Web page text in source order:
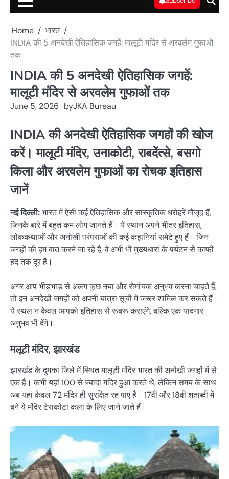
Home
भारत
INDIA की 5 अनदेखी ऐतिहासिक जगहें: मालूटी मंदिर से अरवलेम गुफाओं
तक
INDIA की 5 अनदेखी ऐतिहासिक जगहें:
मालूटी मंदिर से अरवलेम गुफाओं तक
June 5, 2026 byJKA Bureau
INDIA की अनदेखी ऐतिहासिक जगहों की खोज
करें। मालूटी मंदिर, उनाकोटी, राबदेंत्से, बसगो
किला और अरवलेम गुफाओं का रोचक इतिहास
जानें
नई दिल्ली:भारत में ऐसी कई ऐतिहासिक और सांस्कृतिक धरोहरें मौजूद हैं,
जिनके बारे में बहुत कम लोग जानते हैं। ये स्थान अपने भीतर इतिहास,
लोककथाओं और अनोखी परंपराओं की कई कहानियां समेटे हुए हैं। जिन
जगहों की हम बात करने जा रहे हैं, वे अभी भी मुख्यधारा के पर्यटन से काफी
हद तक दूर हैं।
अगर आप भीड़भाड़ से अलग कुछ नया और रोमांचक अनुभव करना चाहते हैं,
तो इन अनदेखी जगहों को अपनी यात्रा सूची में जरूर शामिल कर सकते हैं।
ये स्थल न केवल आपको इतिहास से रूबरू कराएंगे, बल्कि एक यादगार
अनुभव भी देंगे।
मलूटी मंदिर, झारखंड
झारखंड के दुमका जिले में स्थित मालूटी मंदिर भारत की अनोखी जगहों में से
एक है। कभी यहां 100 से ज्यादा मंदिर हुआ करते थे, लेकिन समय के साथ
अब यहां केवल 72 मंदिर ही सुरक्षित रह पाए हैं। 17वीं और 18वीं शताब्दी में
बने ये मंदिर टेराकोटा कला के लिए जाने जाते हैं।